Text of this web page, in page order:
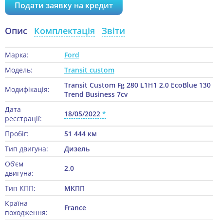
Подати заявку на кредит
Опис Комплектація Звіти
Марка:
Ford
Модель:
Transit custom
Модифікація:
Transit Custom Fg 280 L1H1 2.0 EcoBlue 130
Trend Business 7cv
Дата
реєстрації:
18/05/2022
Пробіг:
51 444 км
Тип двигуна:
Дизель
Об’єм
двигуна:
2.0
Тип КПП:
МКПП
Країна
походження:
France